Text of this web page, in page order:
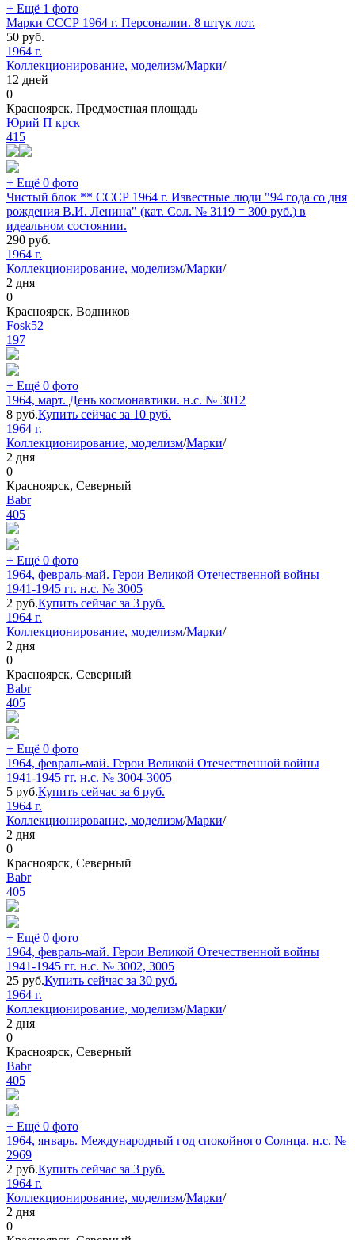
+ Ещё 1 фото
Марки СССР 1964 г. Персоналии. 8 штук лот.
50 руб.
1964 г.
Коллекционирование, моделизм/Марки/
12 дней
0
Красноярск, Предмостная площадь
Юрий П крск
415
+ Ещё 0 фото
Чистый блок ** СССР 1964 г. Известные люди "94 года со дня
рождения В.И. Ленина" (кат. Сол. № 3119 = 300 руб.) в
идеальном состоянии.
290 руб.
1964 г.
Коллекционирование, моделизм/Марки/
2 дня
0
Красноярск, Водников
Fosk52
197
+ Ещё 0 фото
1964, март. День кoсмонавтики. н.с. № 3012
8 руб.Купить сейчас за 10 руб.
1964 г.
Коллекционирование, моделизм/Марки/
2 дня
0
Красноярск, Северный
Babr
405
+ Ещё 0 фото
1964, февраль-май. Герои Великой Отечественной войны
1941-1945 гг. н.с. № 3005
2 руб.Купить сейчас за 3 руб.
1964 г.
Коллекционирование, моделизм/Марки/
2 дня
0
Красноярск, Северный
Babr
405
+ Ещё 0 фото
1964, февраль-май. Герои Великой Отечественной войны
1941-1945 гг. н.с. № 3004-3005
5 руб.Купить сейчас за 6 руб.
1964 г.
Коллекционирование, моделизм/Марки/
2 дня
0
Красноярск, Северный
Babr
405
+ Ещё 0 фото
1964, февраль-май. Герои Великой Отечественной войны
1941-1945 гг. н.с. № 3002, 3005
25 руб.Купить сейчас за 30 руб.
1964 г.
Коллекционирование, моделизм/Марки/
2 дня
0
Красноярск, Северный
Babr
405
+ Ещё 0 фото
1964, январь. Международный год спокойного Солнца. н.с. №
2969
2 руб.Купить сейчас за 3 руб.
1964 г.
Коллекционирование, моделизм/Марки/
2 дня
0